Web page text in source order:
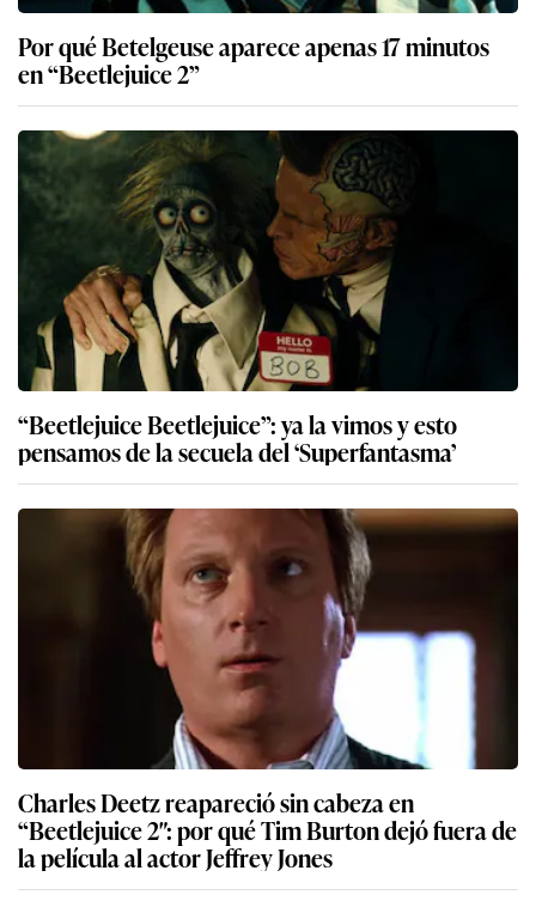
Por qué Betelgeuse aparece apenas 17 minutos
en “Beetlejuice 2”
“Beetlejuice Beetlejuice”: ya la vimos y esto
pensamos de la secuela del ‘Superfantasma’
Charles Deetz reapareció sin cabeza en
“Beetlejuice 2″: por qué Tim Burton dejó fuera de
la película al actor Jeffrey Jones